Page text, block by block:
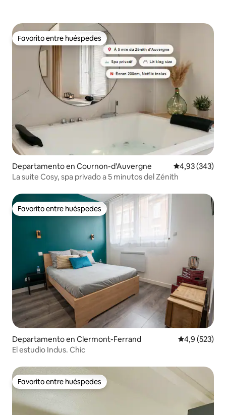
Favorito entre huéspedes
Favorito entre huéspedes
Departamento en Cournon-d'Auvergne Calificación
4,93 (343)
La suite Cosy, spa privado a 5 minutos del Zénith
Favorito entre huéspedes
Favorito entre huéspedes
Departamento en Clermont-Ferrand Calificación
4,9 (523)
El estudio Indus. Chic
Favorito entre huéspedes
Favorito entre huéspedes